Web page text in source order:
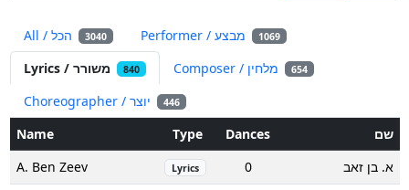
3040 1069
840 654
446
Name Type Dances
שם
A. Ben Zeev
Lyrics 0
א. בן זאב